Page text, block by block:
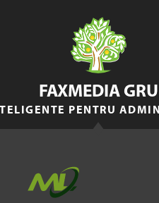
FAXMEDIA
PENTRU